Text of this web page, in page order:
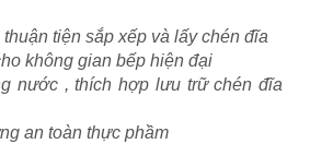
tiện sắp xếp và lấy chén đĩa
không gian bếp hiện đại
nước , thích hợp lưu trữ chén đĩa
an toàn thực phầm